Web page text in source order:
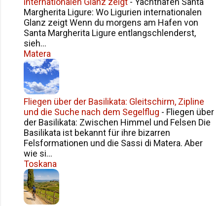
aktivstem Vulkan. Die Stadt ist geprägt von
dunklem Lavagestein, b...
Margherita Ligure: Wo Ligurien internationalen
Glanz zeigt Wenn du morgens am Hafen von
Santa Margherita Ligure entlangschlenderst,
sieh...
Matera
Fliegen über der Basilikata: Gleitschirm, Zipline
und die Suche nach dem Segelflug - Fliegen über
der Basilikata: Zwischen Himmel und Felsen Die
Basilikata ist bekannt für ihre bizarren
Felsformationen und die Sassi di Matera. Aber
wie si...
Toskana